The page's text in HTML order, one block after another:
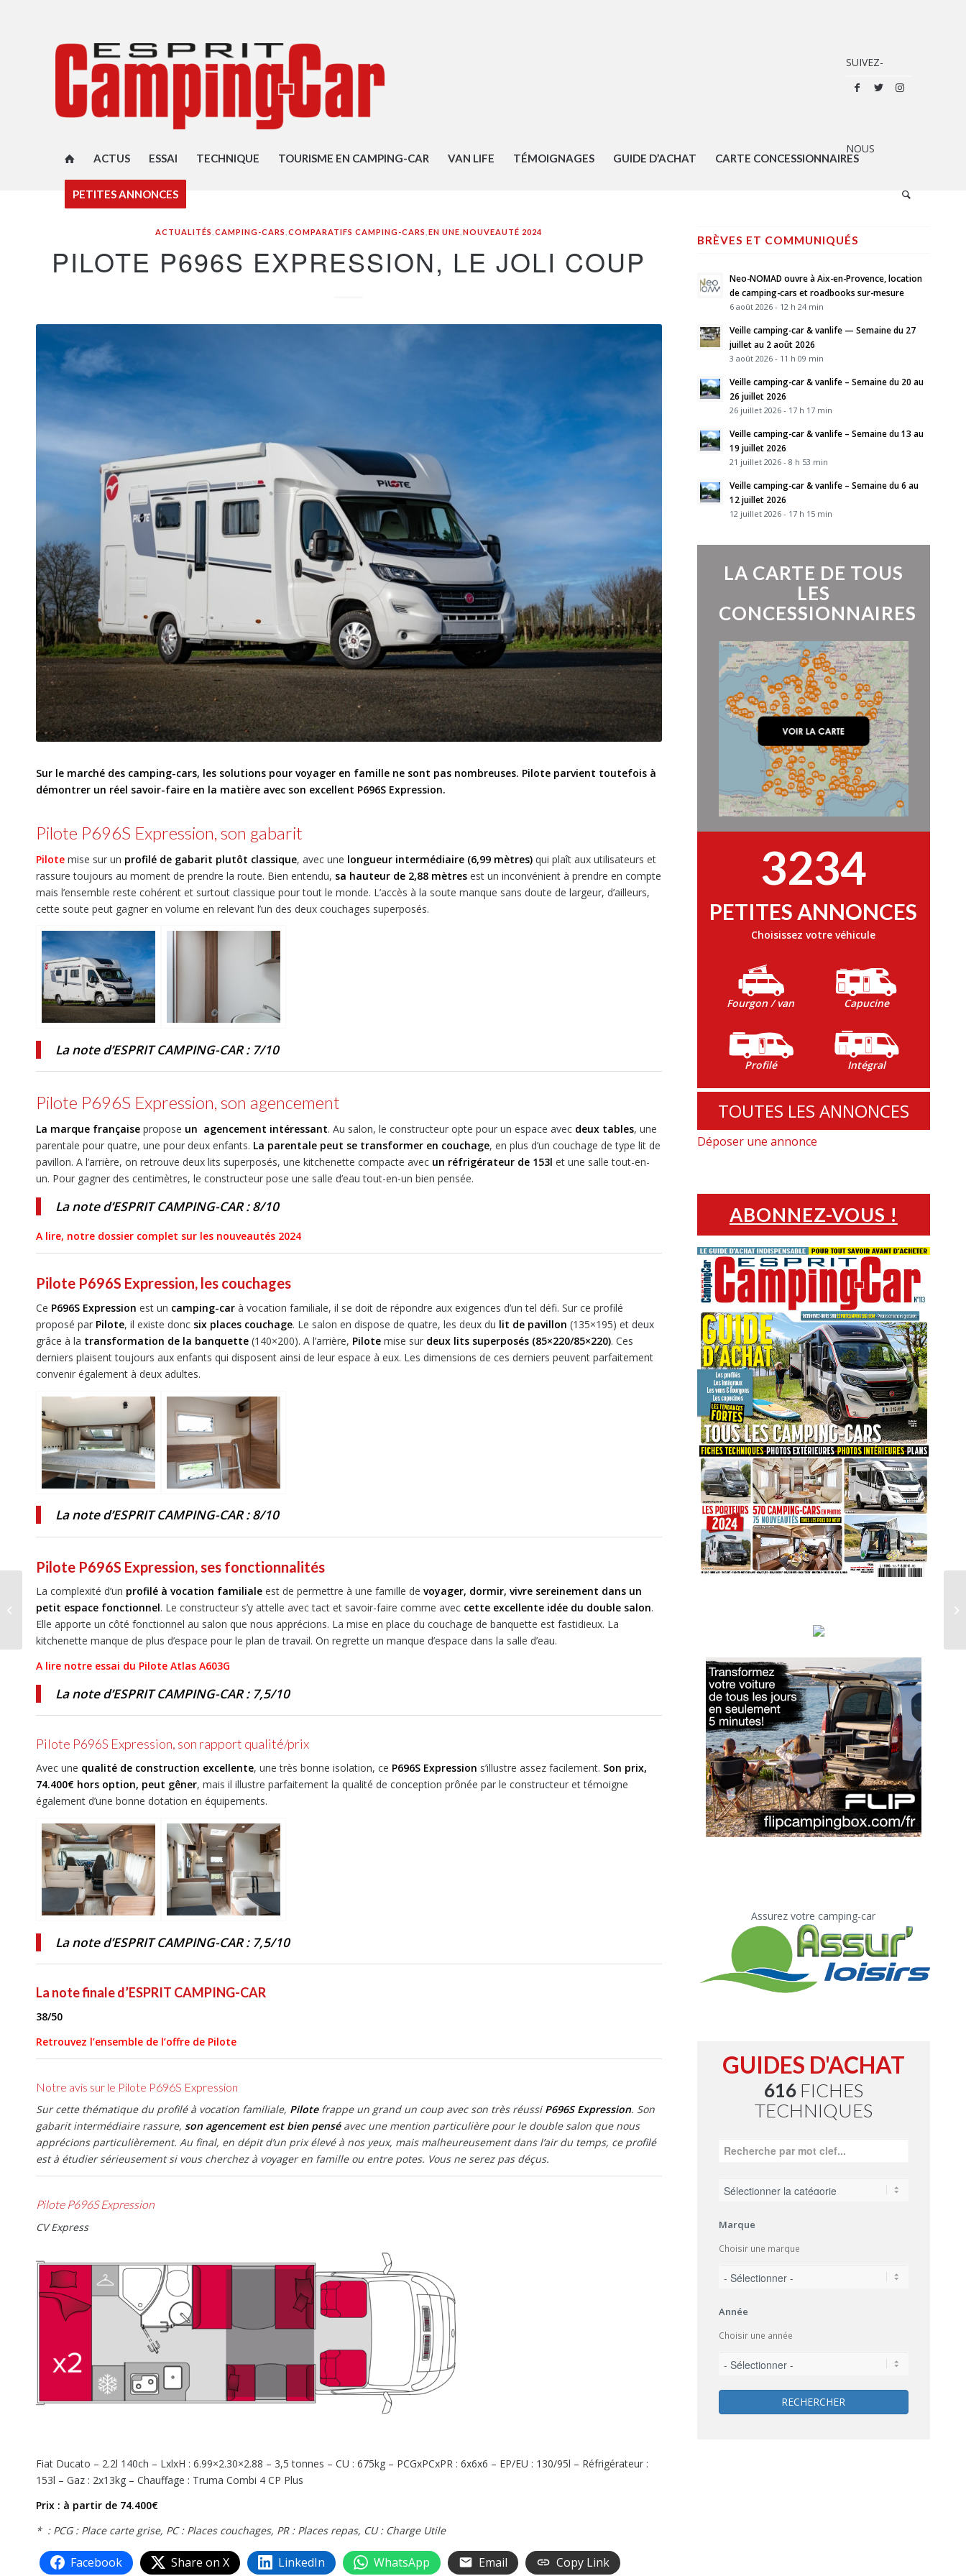
ACTUS ESSAI TECHNIQUE TOURISME EN CAMPING-CAR VAN LIFE TÉMOIGNAGES GUIDE D’ACHAT CARTE CONCESSIONNAIRES
PETITES ANNONCES
ACTUALITÉS ,CAMPING-CARS ,COMPARATIFS CAMPING-CARS ,EN UNE ,NOUVEAUTÉ 2024
PILOTE P696S EXPRESSION, LE JOLI COUP
Sur le marché des camping-cars, les solutions pour voyager en famille ne sont pas nombreuses. Pilote parvient toutefois à
démontrer un réel savoir-faire en la matière avec son excellent P696S Expression.
Pilote P696S Expression, son gabarit
Pilote mise sur un profilé de gabarit plutôt classique, avec une longueur intermédiaire (6,99 mètres) qui plaît aux utilisateurs et
rassure toujours au moment de prendre la route. Bien entendu, sa hauteur de 2,88 mètres est un inconvénient à prendre en compte
mais l’ensemble reste cohérent et surtout classique pour tout le monde. L’accès à la soute manque sans doute de largeur, d’ailleurs,
cette soute peut gagner en volume en relevant l’un des deux couchages superposés.
La note d’ESPRIT CAMPING-CAR : 7/10
Pilote P696S Expression, son agencement
La marque française propose un agencement intéressant. Au salon, le constructeur opte pour un espace avec deux tables, une
parentale pour quatre, une pour deux enfants. La parentale peut se transformer en couchage, en plus d’un couchage de type lit de
pavillon. A l’arrière, on retrouve deux lits superposés, une kitchenette compacte avec un réfrigérateur de 153l et une salle tout-en-
un. Pour gagner des centimètres, le constructeur pose une salle d’eau tout-en-un bien pensée.
La note d’ESPRIT CAMPING-CAR : 8/10
A lire, notre dossier complet sur les nouveautés 2024
Pilote P696S Expression, les couchages
Ce P696S Expression est un camping-car à vocation familiale, il se doit de répondre aux exigences d’un tel défi. Sur ce profilé
proposé par Pilote, il existe donc six places couchage. Le salon en dispose de quatre, les deux du lit de pavillon (135×195) et deux
grâce à la transformation de la banquette (140×200). A l’arrière, Pilote mise sur deux lits superposés (85×220/85×220). Ces
derniers plaisent toujours aux enfants qui disposent ainsi de leur espace à eux. Les dimensions de ces derniers peuvent parfaitement
convenir également à deux adultes.
La note d’ESPRIT CAMPING-CAR : 8/10
Pilote P696S Expression, ses fonctionnalités
La complexité d’un profilé à vocation familiale est de permettre à une famille de voyager, dormir, vivre sereinement dans un
petit espace fonctionnel. Le constructeur s’y attelle avec tact et savoir-faire comme avec cette excellente idée du double salon.
Elle apporte un côté fonctionnel au salon que nous apprécions. La mise en place du couchage de banquette est fastidieux. La
kitchenette manque de plus d’espace pour le plan de travail. On regrette un manque d’espace dans la salle d’eau.
A lire notre essai du Pilote Atlas A603G
La note d’ESPRIT CAMPING-CAR : 7,5/10
Pilote P696S Expression, son rapport qualité/prix
Avec une qualité de construction excellente, une très bonne isolation, ce P696S Expression s’illustre assez facilement. Son prix,
74.400€ hors option, peut gêner, mais il illustre parfaitement la qualité de conception prônée par le constructeur et témoigne
également d’une bonne dotation en équipements.
La note d’ESPRIT CAMPING-CAR : 7,5/10
La note finale d’ESPRIT CAMPING-CAR
38/50
Retrouvez l’ensemble de l’offre de Pilote
Notre avis sur le Pilote P696S Expression
Sur cette thématique du profilé à vocation familiale, Pilotefrappe un grand un coup avec son très réussi P696S Expression. Son
gabarit intermédiaire rassure, son agencement est bien penséavec une mention particulière pour le double salon que nous
apprécions particulièrement. Au final, en dépit d’un prix élevé à nos yeux, mais malheureusement dans l’air du temps, ce profilé
est à étudier sérieusement si vous cherchez à voyager en famille ou entre potes. Vous ne serez pas déçus.
Pilote P696S Expression
CV Express
Fiat Ducato – 2.2l 140ch – LxlxH : 6.99×2.30×2.88 – 3,5 tonnes – CU : 675kg – PCGxPCxPR : 6x6x6 – EP/EU : 130/95l – Réfrigérateur :
153l – Gaz : 2x13kg – Chauffage : Truma Combi 4 CP Plus
Prix : à partir de 74.400€
* : PCG : Place carte grise, PC : Places couchages, PR : Places repas, CU : Charge Utile
Facebook Share on X LinkedIn WhatsApp Email Copy Link
BRÈVES ET COMMUNIQUÉS
Neo-NOMAD ouvre à Aix-en-Provence, location
de camping-cars et roadbooks sur-mesure
6 août 2026 - 12 h 24 min
Veille camping-car & vanlife — Semaine du 27
juillet au 2 août 2026
3 août 2026 - 11 h 09 min
Veille camping-car & vanlife – Semaine du 20 au
26 juillet 2026
26 juillet 2026 - 17 h 17 min
Veille camping-car & vanlife – Semaine du 13 au
19 juillet 2026
21 juillet 2026 - 8 h 53 min
Veille camping-car & vanlife – Semaine du 6 au
12 juillet 2026
12 juillet 2026 - 17 h 15 min
LA CARTE DE TOUS
LES
CONCESSIONNAIRES
3234
PETITES ANNONCES
Choisissez votre véhicule
Fourgon / van Capucine
Profilé Intégral
TOUTES LES ANNONCES
Déposer une annonce
ABONNEZ-VOUS !
Assurez votre camping-car
GUIDES D'ACHAT
616FICHES
TECHNIQUES
Marque
Choisir une marque
Année
Choisir une année
RECHERCHER
Frankia Yucon 6.0 BD
K-Peak, l’aventure all
road